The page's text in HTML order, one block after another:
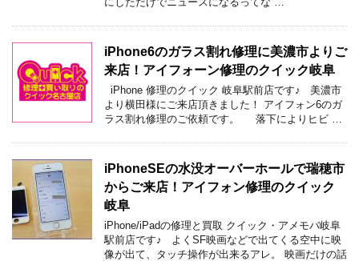
iPhone6のガラス割れ修理に美濃市よりご
来店！アイフォーン修理のクイック岐阜
iPhone 修理のクイック 岐阜駅前店です♪ 美濃市
より横田様にご来店頂きました！ アイフォン6のガ
ラス割れ修理のご依頼です。 落下によりヒビ …
iPhoneSEの水没オーバーホールで瑞穂市
からご来店！アイフォン修理のクイック
岐阜
iPhone/iPadの修理と買取 クイック・アメモバ岐阜
駅前店です♪ よくSF映画などで出てくる空中に映
像が出て、タッチ操作が出来るアレ。 映画だけの話